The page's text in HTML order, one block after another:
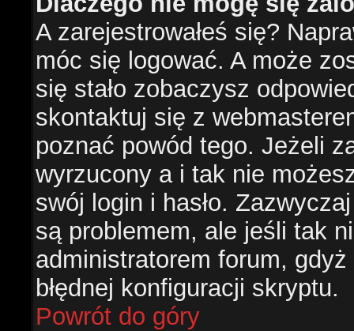
A zarejestrowałeś się?
móc się logować. A może
się stało zobaczysz
skontaktuj się z
poznać powód tego. Jeżeli
wyrzucony a i tak nie
swój login i hasło.
są problemem, ale jeśli tak
administratorem forum,
błędnej konfiguracji skryptu.
Powrót do góry